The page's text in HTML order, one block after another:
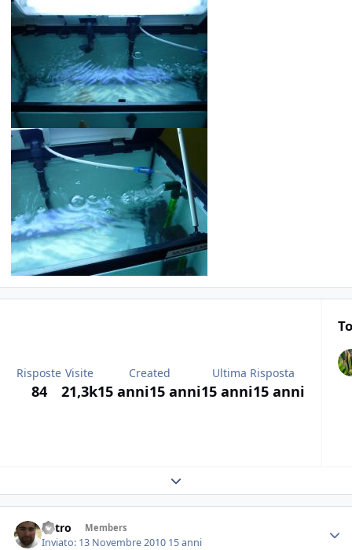
Risposte
84
Visite
21,3k
Created
15 anni15 anni
Ultima Risposta
15 anni15 anni
Expand topic overview
Astro Members
Inviato: 13 Novembre 2010 15 anni